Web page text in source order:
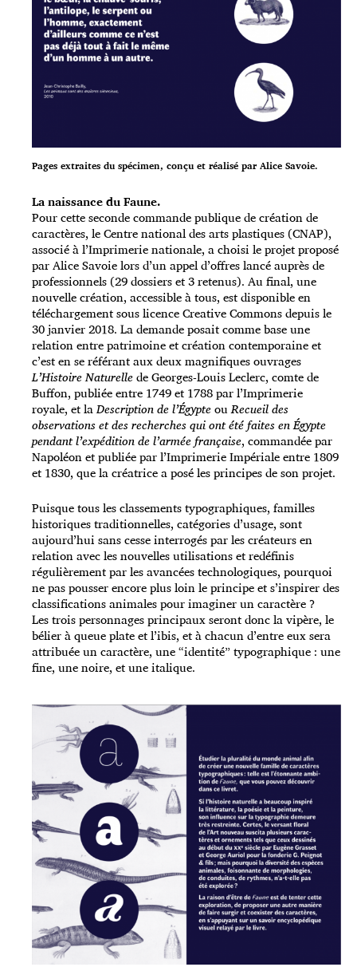
Pages extraites du spécimen, conçu et réalisé par Alice Savoie.
La naissance du Faune.
Pour cette seconde commande publique de création de
caractères, le Centre national des arts plastiques (CNAP),
associé à l’Imprimerie nationale, a choisi le projet proposé
par Alice Savoie lors d’un appel d’offres lancé auprès de
professionnels (29 dossiers et 3 retenus). Au final, une
nouvelle création, accessible à tous, est disponible en
téléchargement sous licence Creative Commons depuis le
30 janvier 2018. La demande posait comme base une
relation entre patrimoine et création contemporaine et
c’est en se référant aux deux magnifiques ouvrages
L’Histoire Naturellede Georges-Louis Leclerc, comte de
Buffon, publiée entre 1749 et 1788 par l’Imprimerie
royale, et laDescription de l’ÉgypteouRecueil des
observations et des recherches qui ont été faites en Égypte
pendant l’expédition de l’armée française, commandée par
Napoléon et publiée par l’Imprimerie Impériale entre 1809
et 1830, que la créatrice a posé les principes de son projet.
Puisque tous les classements typographiques, familles
historiques traditionnelles, catégories d’usage, sont
aujourd’hui sans cesse interrogés par les créateurs en
relation avec les nouvelles utilisations et redéfinis
régulièrement par les avancées technologiques, pourquoi
ne pas pousser encore plus loin le principe et s’inspirer des
classifications animales pour imaginer un caractère ?
Les trois personnages principaux seront donc la vipère, le
bélier à queue plate et l’ibis, et à chacun d’entre eux sera
attribuée un caractère, une “identité” typographique : une
fine, une noire, et une italique.